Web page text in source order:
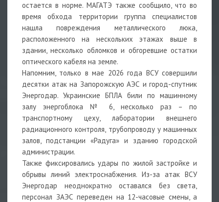
остается в норме. МАГАТЭ также сообщило, что во
время обхода территории группа специалистов
нашла повреждения металлического люка,
расположенного на нескольких этажах выше в
здании, несколько обломков и обгоревшие остатки
оптического кабеля на земле.
Напомним, только в мае 2026 года ВСУ совершили
десятки атак на Запорожскую АЭС и город-спутник
Энергодар. Украинские БПЛА били по машинному
залу энергоблока № 6, несколько раз – по
транспортному цеху, лаборатории внешнего
радиационного контроля, трубопроводу у машинных
залов, подстанции «Радуга» и зданию городской
администрации.
Также фиксировались удары по жилой застройке и
обрывы линий электроснабжения. Из-за атак ВСУ
Энергодар неоднократно оставался без света,
персонал ЗАЭС переведен на 12-часовые смены, а